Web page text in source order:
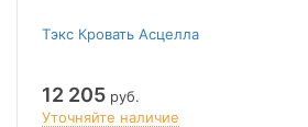
Тэкс Кровать Асцелла
12 205 руб.
Уточняйте наличие